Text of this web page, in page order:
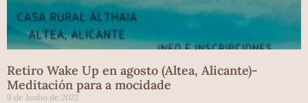
Retiro Wake Up en agosto (Altea, Alicante)-
Meditación para a mocidade
9 de Junho de 2022